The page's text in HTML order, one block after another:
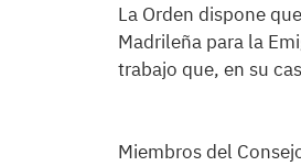
La Orden dispone
Madrileña para la
trabajo que, en su
Miembros del